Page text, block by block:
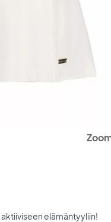
elämäntyyliin!